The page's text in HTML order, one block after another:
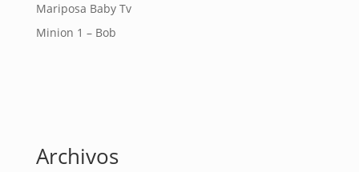
Mariposa Baby Tv
Minion 1 – Bob
Archivos